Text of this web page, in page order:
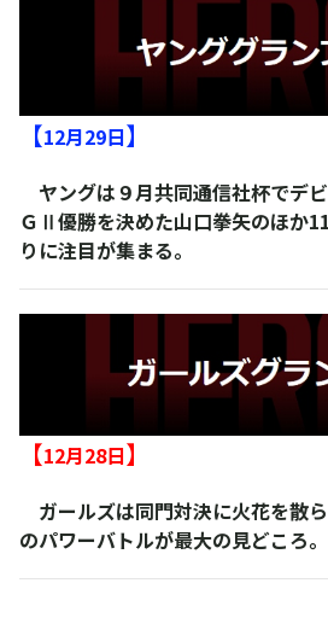
【12月29日】
ヤングは９月共同通信社杯でデ
ＧⅡ優勝を決めた山口拳矢のほか
りに注目が集まる。
【12月28日】
ガールズは同門対決に火花を散
のパワーバトルが最大の見どころ。